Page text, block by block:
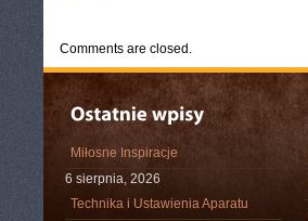
Comments are closed.
Miłosne Inspiracje
6 sierpnia, 2026
Technika i Ustawienia Aparatu